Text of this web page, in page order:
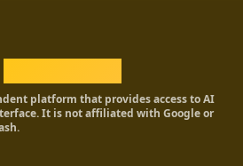
platform that provides access to AI
It is not affiliated with Google or